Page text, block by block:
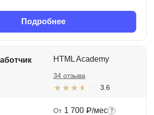
Подробнее
HTML Academy
3.6
34 отзыва
От 1 700 ₽/мес